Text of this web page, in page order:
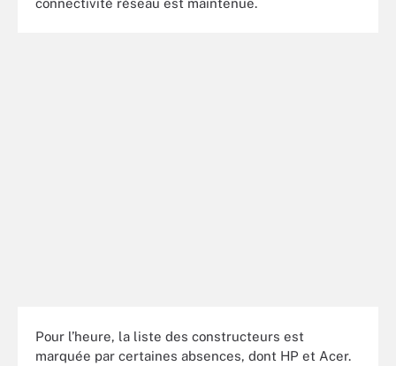
Pour l’heure, la liste des constructeurs est
marquée par certaines absences, dont HP et Acer.